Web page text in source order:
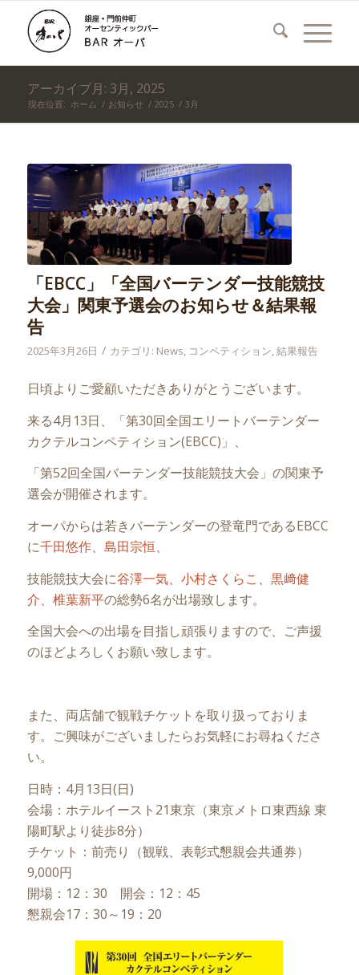
アーカイブ月: 3月, 2025
現在位置: ホーム / お知らせ / 2025 / 3月
「EBCC」「全国バーテンダー技能競技
大会」関東予選会のお知らせ＆結果報
告
2025年3月26日 / カテゴリ: News, コンペティション,結果報告
日頃よりご愛顧いただきありがとうございます。
来る4月13日、「第30回全国エリートバーテンダー
カクテルコンペティション(EBCC)」、
「第52回全国バーテンダー技能競技大会」の関東予
選会が開催されます。
オーパからは若きバーテンダーの登竜門であるEBCC
に千田悠作、 島田宗恒、
技能競技大会に谷澤一気、 小村さくらこ 、 黒﨑健
介、 椎葉新平の総勢6名が出場致します。
全国大会への出場を目指し頑張りますので、ご声援
のほどよろしくお願い致します。
また、両店舗で観戦チケットを取り扱っておりま
す。ご興味がございましたらお気軽にお尋ねくださ
い。
日時：4月13日(日)
会場：ホテルイースト21東京（東京メトロ東西線 東
陽町駅より徒歩8分）
チケット：前売り（観戦、表彰式懇親会共通券）
9,000円
開場：12：30 開会：12：45
懇親会17：30～19：20